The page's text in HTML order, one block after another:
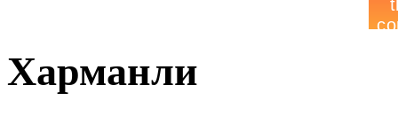
Харманли